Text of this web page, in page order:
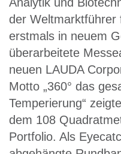
der Weltmarktführer
erstmals in neuem
überarbeitete
neuen LAUDA
Motto „360° das
Temperierung“
dem 108
Portfolio. Als